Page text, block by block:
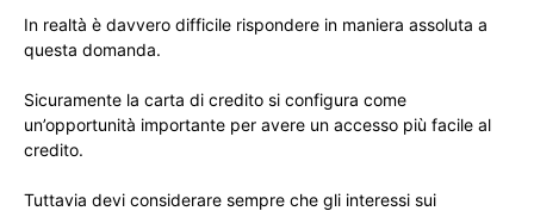
In realtà è davvero difficile rispondere in maniera assoluta a
questa domanda.
Sicuramente la carta di credito si configura come
un’opportunità importante per avere un accesso più facile al
credito.
Tuttavia devi considerare sempre che gli interessi sui